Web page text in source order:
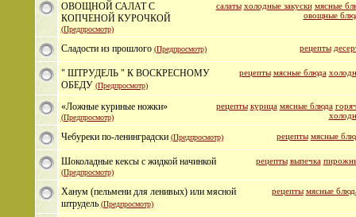
салаты холодные закуски мясные
овощные
ОВОЩНОЙ САЛАТ С
КОПЧЕНОЙ КУРОЧКОЙ
(Предпросмотр)
рецепты
Сладости из прошлого (Предпросмотр)
рецепты мясные блюда
" ШТРУДЕЛЬ " К ВОСКРЕСНОМУ
ОБЕДУ (Предпросмотр)
рецепты курица мясные блюда
«Ложные куриные ножки»
(Предпросмотр)
рецепты мясные
Чебуреки по-ленинградски (Предпросмотр)
рецепты выпечка
Шоколадные кексы с жидкой начинкой
(Предпросмотр)
рецепты мясные
Ханум (пельмени для ленивых) или мясной
штрудель (Предпросмотр)